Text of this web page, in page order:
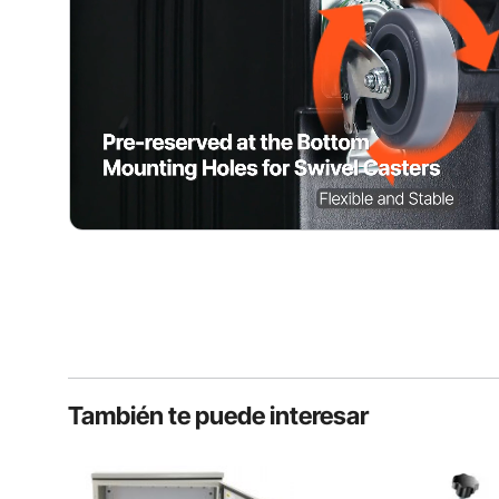
También te puede interesar